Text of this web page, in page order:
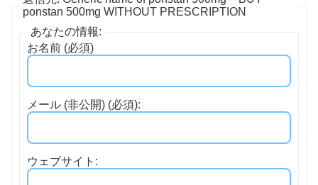
ponstan 500mg WITHOUT PRESCRIPTION
あなたの情報:
お名前 (必須)
メール (非公開) (必須):
ウェブサイト: